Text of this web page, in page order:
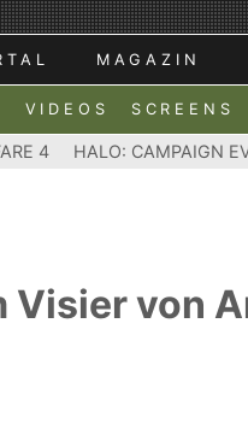
MAGAZIN
VIDEOS SCREENS
4 HALO: CAMPAIGN
von